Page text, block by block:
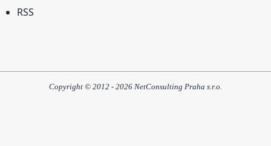
RSS
Copyright © 2012 - 2026 NetConsulting Praha s.r.o.